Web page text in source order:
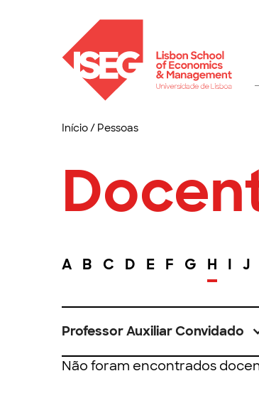
Início/ Pessoas
A B C D E F G H I J
Professor Auxiliar Convidado
Não foram encontrados